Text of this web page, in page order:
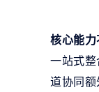
核心能力
一站式
道协同额